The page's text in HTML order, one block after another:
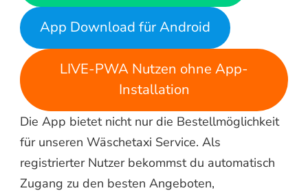
App Download für Android
LIVE-PWA Nutzen ohne App-
Installation
Die App bietet nicht nur die Bestellmöglichkeit
für unseren Wäschetaxi Service. Als
registrierter Nutzer bekommst du automatisch
Zugang zu den besten Angeboten,